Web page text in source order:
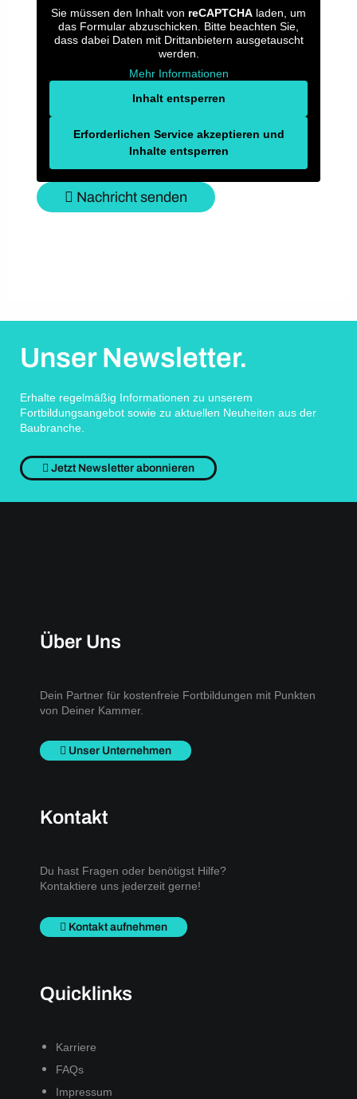
Sie müssen den Inhalt von reCAPTCHA laden, um
das Formular abzuschicken. Bitte beachten Sie,
dass dabei Daten mit Drittanbietern ausgetauscht
werden.
Mehr Informationen
Inhalt entsperren
Erforderlichen Service akzeptieren und
Inhalte entsperren
Nachricht senden
Unser Newsletter.
Erhalte regelmäßig Informationen zu unserem
Fortbildungsangebot sowie zu aktuellen Neuheiten aus der
Baubranche.
Jetzt Newsletter abonnieren
Über Uns
Dein Partner für kostenfreie Fortbildungen mit Punkten
von Deiner Kammer.
Unser Unternehmen
Kontakt
Du hast Fragen oder benötigst Hilfe?
Kontaktiere uns jederzeit gerne!
Kontakt aufnehmen
Quicklinks
Karriere
FAQs
Impressum